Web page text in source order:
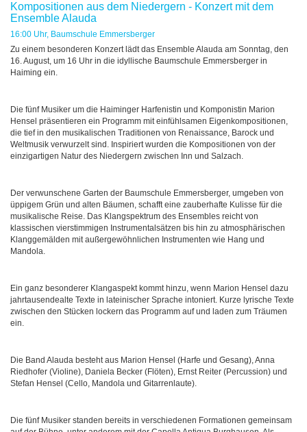
Kompositionen aus dem Niedergern - Konzert mit dem
Ensemble Alauda
16:00 Uhr, Baumschule Emmersberger
Zu einem besonderen Konzert lädt das Ensemble Alauda am Sonntag, den
16. August, um 16 Uhr in die idyllische Baumschule Emmersberger in
Haiming ein.
Die fünf Musiker um die Haiminger Harfenistin und Komponistin Marion
Hensel präsentieren ein Programm mit einfühlsamen Eigenkompositionen,
die tief in den musikalischen Traditionen von Renaissance, Barock und
Weltmusik verwurzelt sind. Inspiriert wurden die Kompositionen von der
einzigartigen Natur des Niedergern zwischen Inn und Salzach.
Der verwunschene Garten der Baumschule Emmersberger, umgeben von
üppigem Grün und alten Bäumen, schafft eine zauberhafte Kulisse für die
musikalische Reise. Das Klangspektrum des Ensembles reicht von
klassischen vierstimmigen Instrumentalsätzen bis hin zu atmosphärischen
Klanggemälden mit außergewöhnlichen Instrumenten wie Hang und
Mandola.
Ein ganz besonderer Klangaspekt kommt hinzu, wenn Marion Hensel dazu
jahrtausendealte Texte in lateinischer Sprache intoniert. Kurze lyrische Texte
zwischen den Stücken lockern das Programm auf und laden zum Träumen
ein.
Die Band Alauda besteht aus Marion Hensel (Harfe und Gesang), Anna
Riedhofer (Violine), Daniela Becker (Flöten), Ernst Reiter (Percussion) und
Stefan Hensel (Cello, Mandola und Gitarrenlaute).
Die fünf Musiker standen bereits in verschiedenen Formationen gemeinsam